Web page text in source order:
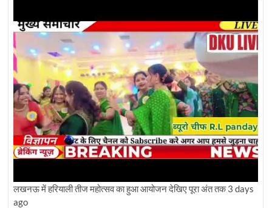
लखनऊ में हरियाली तीज महोत्सव का हुआ आयोजन देखिए पूरा अंत तक3 days
ago